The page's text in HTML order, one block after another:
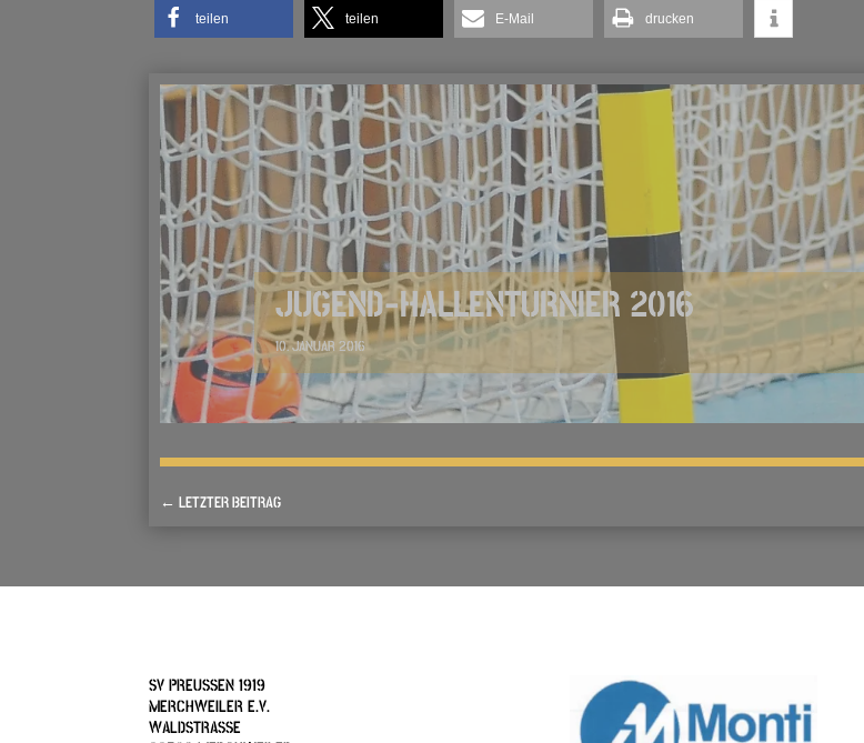
teilen teilen E-Mail drucken
JUGEND-HALLENTURNIER 2016
10. JANUAR 2016
←LETZTER BEITRAG
SV PREUSSEN 1919
MERCHWEILER E.V.
WALDSTRASSE